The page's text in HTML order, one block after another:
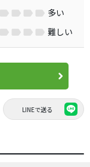
多い
難しい
LINEで送る